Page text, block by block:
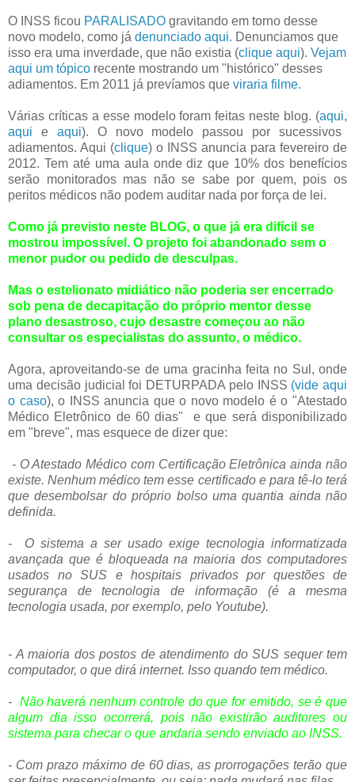
O INSS ficou PARALISADO gravitando em torno desse
novo modelo, como já denunciado aqui. Denunciamos que
isso era uma inverdade, que não existia (clique aqui). Vejam
aqui um tópico recente mostrando um "histórico" desses
adiamentos. Em 2011 já prevíamos que viraria filme.
Várias críticas a esse modelo foram feitas neste blog. (aqui,
aqui e aqui). O novo modelo passou por sucessivos
adiamentos. Aqui (clique) o INSS anuncia para fevereiro de
2012. Tem até uma aula onde diz que 10% dos benefícios
serão monitorados mas não se sabe por quem, pois os
peritos médicos não podem auditar nada por força de lei.
Como já previsto neste BLOG, o que já era difícil se
mostrou impossível. O projeto foi abandonado sem o
menor pudor ou pedido de desculpas.
Mas o estelionato midiático não poderia ser encerrado
sob pena de decapitação do próprio mentor desse
plano desastroso, cujo desastre começou ao não
consultar os especialistas do assunto, o médico.
Agora, aproveitando-se de uma gracinha feita no Sul, onde
uma decisão judicial foi DETURPADA pelo INSS (vide aqui
o caso), o INSS anuncia que o novo modelo é o "Atestado
Médico Eletrônico de 60 dias" e que será disponibilizado
em "breve", mas esquece de dizer que:
- O Atestado Médico com Certificação Eletrônica ainda não
existe. Nenhum médico tem esse certificado e para tê-lo terá
que desembolsar do próprio bolso uma quantia ainda não
definida.
- O sistema a ser usado exige tecnologia informatizada
avançada que é bloqueada na maioria dos computadores
usados no SUS e hospitais privados por questões de
segurança de tecnologia de informação (é a mesma
tecnologia usada, por exemplo, pelo Youtube).
- A maioria dos postos de atendimento do SUS sequer tem
computador, o que dirá internet. Isso quando tem médico.
- Não haverá nenhum controle do que for emitido, se é que
algum dia isso ocorrerá, pois não existirão auditores ou
sistema para checar o que andaria sendo enviado ao INSS.
- Com prazo máximo de 60 dias, as prorrogações terão que